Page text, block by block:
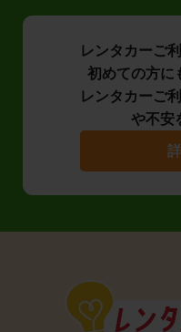
レンタカーご
初めての方に
レンタカーご
や不安